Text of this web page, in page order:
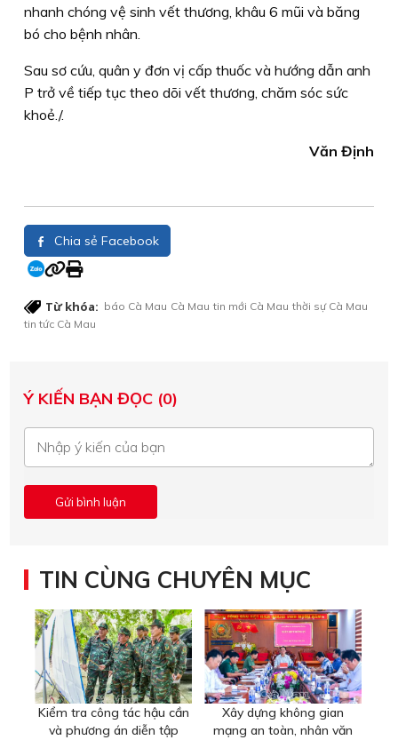
nhanh chóng vệ sinh vết thương, khâu 6 mũi và băng
bó cho bệnh nhân.
Sau sơ cứu, quân y đơn vị cấp thuốc và hướng dẫn anh
P trở về tiếp tục theo dõi vết thương, chăm sóc sức
khoẻ./.
Văn Định
Chia sẻ Facebook
Từ khóa: báo Cà Mau Cà Mau tin mới Cà Mau thời sự Cà Mau
tin tức Cà Mau
Ý KIẾN BẠN ĐỌC (0)
TIN CÙNG CHUYÊN MỤC
Kiểm tra công tác hậu cần
và phương án diễn tập
Xây dựng không gian
mạng an toàn, nhân văn